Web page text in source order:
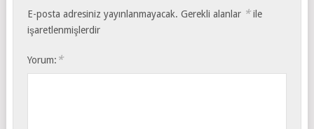
E-posta adresiniz yayınlanmayacak. Gerekli alanlar *ile
işaretlenmişlerdir
Yorum: *